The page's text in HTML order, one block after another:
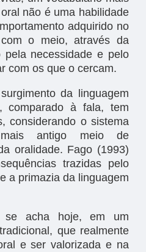
não é uma habilidade
adquirido no
o meio, através da
pela necessidade e pelo
com os que o cercam.
da linguagem
comparado à fala, tem
considerando o sistema
antigo meio de
oralidade. Fago (1993)
trazidas pelo
a primazia da linguagem
se acha hoje, em um
que realmente
e ser valorizada e na